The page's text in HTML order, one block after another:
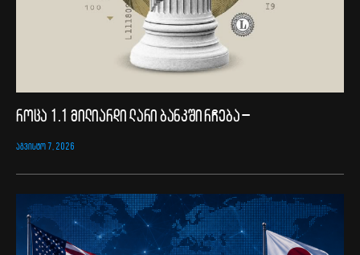
როცა 1.1 მილიარდი ლარი ბანკში რჩება –
ᲐᲒᲕᲘᲡᲢᲝ 7, 2026